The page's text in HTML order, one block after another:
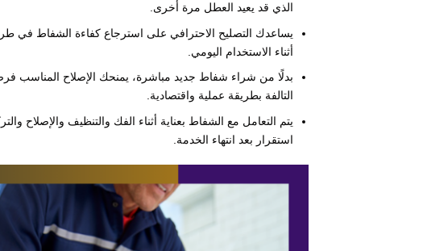
الذي قد يعيد العطل مرة أخرى.
يساعدك التصليح الاحترافي على استرجاع كفاءة الشفاط في
أثناء الاستخدام اليومي.
بدلًا من شراء شفاط جديد مباشرة، يمنحك الإصلاح المناسب
التالفة بطريقة عملية واقتصادية.
يتم التعامل مع الشفاط بعناية أثناء الفك والتنظيف والإصلاح
استقرار بعد انتهاء الخدمة.